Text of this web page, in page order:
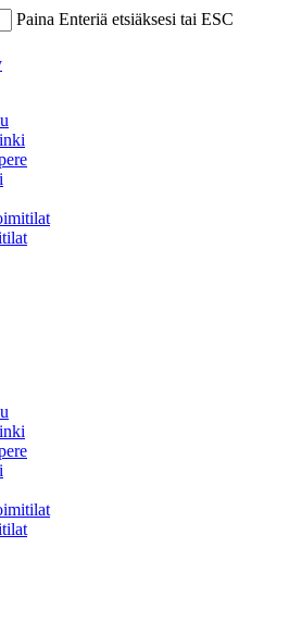
Paina Enteriä etsiäksesi tai ESC